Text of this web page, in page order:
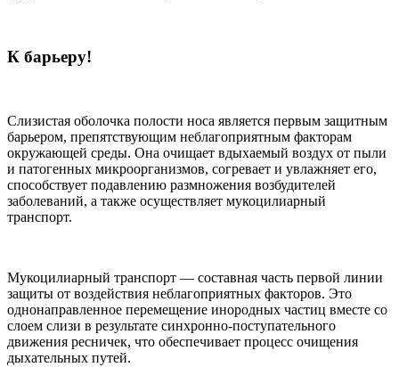
К барьеру!
Слизистая оболочка полости носа является первым защитным
барьером, препятствующим неблагоприятным факторам
окружающей среды. Она очищает вдыхаемый воздух от пыли
и патогенных микроорганизмов, согревает и увлажняет его,
способствует подавлению размножения возбудителей
заболеваний, а также осуществляет мукоцилиарный
транспорт.
Мукоцилиарный транспорт — составная часть первой линии
защиты от воздействия неблагоприятных факторов. Это
однонаправленное перемещение инородных частиц вместе со
слоем слизи в результате синхронно-поступательного
движения ресничек, что обеспечивает процесс очищения
дыхательных путей.